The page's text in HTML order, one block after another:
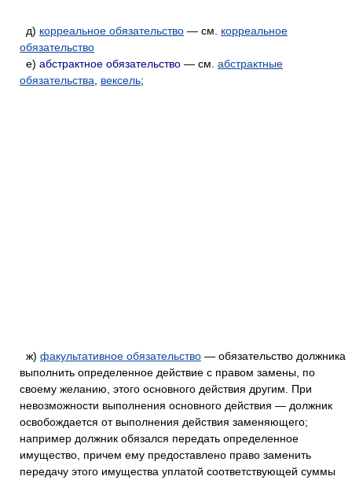
д) корреальное обязательство — см. корреальное
обязательство
е) абстрактное обязательство — см. абстрактные
обязательства
вексель;
ж) факультативное обязательство — обязательство должника
выполнить определенное действие с правом замены, по
своему желанию, этого основного действия другим. При
невозможности выполнения основного действия — должник
освобождается от выполнения действия заменяющего;
например должник обязался передать определенное
имущество, причем ему предоставлено право заменить
передачу этого имущества уплатой соответствующей суммы